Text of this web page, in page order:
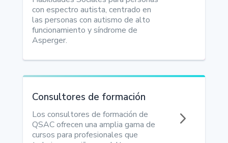
con espectro autista, centrado en
las personas con autismo de alto
funcionamiento y síndrome de
Asperger.
5
Consultores de formación
Los consultores de formación de
QSAC ofrecen una amplia gama de
cursos para profesionales que